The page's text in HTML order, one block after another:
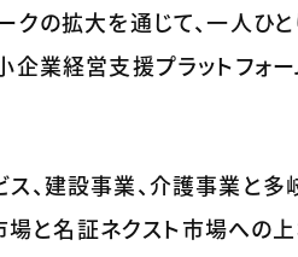
クの拡大を通じて、一人ひ
企業経営支援プラットフォ
、建設事業、介護事業と多
と名証ネクスト市場への上